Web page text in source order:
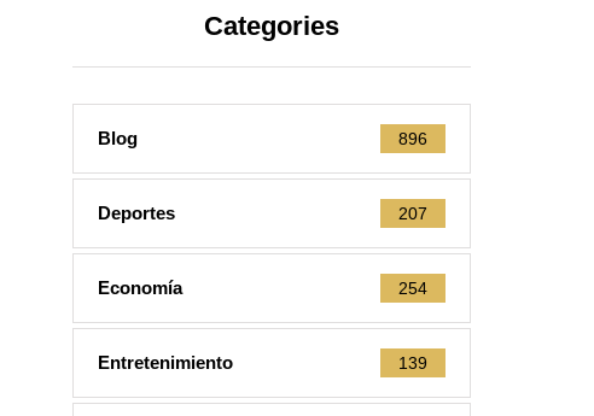
Categories
Blog 896
Deportes 207
Economía 254
Entretenimiento 139